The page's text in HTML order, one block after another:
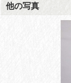
他の写真